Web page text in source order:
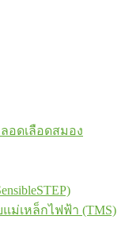
อดเลือดสมอง
ม่เหล็กไฟฟ้า (TMS)